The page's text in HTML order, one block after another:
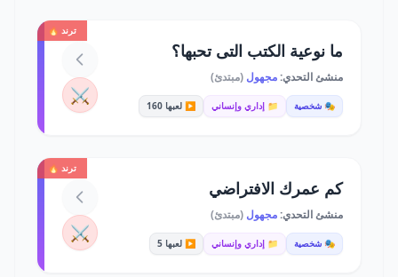
ترند 🔥
ما نوعية الكتب التى تحبها؟
منشئ التحدي:مجهول (مبتدئ)
🎭 شخصية 📁 إداري وإنساني ▶️ لعبها 160 ⚔️
ترند 🔥
كم عمرك الافتراضي
منشئ التحدي:مجهول (مبتدئ)
🎭 شخصية 📁 إداري وإنساني ▶️ لعبها 5 ⚔️